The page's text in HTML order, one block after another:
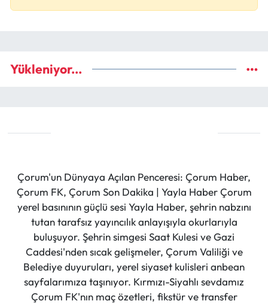
Yükleniyor...
Çorum'un Dünyaya Açılan Penceresi: Çorum Haber,
Çorum FK, Çorum Son Dakika | Yayla Haber Çorum
yerel basınının güçlü sesi Yayla Haber, şehrin nabzını
tutan tarafsız yayıncılık anlayışıyla okurlarıyla
buluşuyor. Şehrin simgesi Saat Kulesi ve Gazi
Caddesi'nden sıcak gelişmeler, Çorum Valiliği ve
Belediye duyuruları, yerel siyaset kulisleri anbean
sayfalarımıza taşınıyor. Kırmızı-Siyahlı sevdamız
Çorum FK'nın maç özetleri, fikstür ve transfer